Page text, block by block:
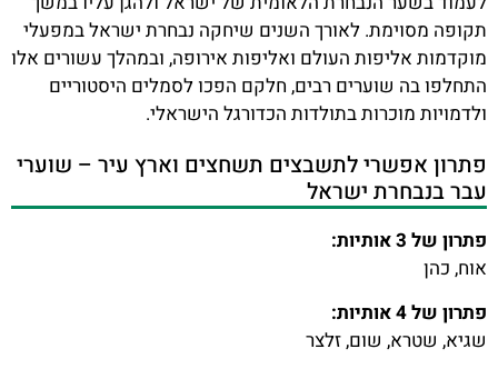
תקופה מסוימת. לאורך השנים שיחקה נבחרת ישראל במפעלי
מוקדמות אליפות העולם ואליפות אירופה, ובמהלך עשורים אלו
התחלפו בה שוערים רבים, חלקם הפכו לסמלים היסטוריים
ולדמויות מוכרות בתולדות הכדורגל הישראלי.
פתרון אפשרי לתשבצים תשחצים וארץ עיר – שוערי
עבר בנבחרת ישראל
פתרון של 3 אותיות:
אוח, כהן
פתרון של 4 אותיות:
שגיא, שטרא, שום, זלצר